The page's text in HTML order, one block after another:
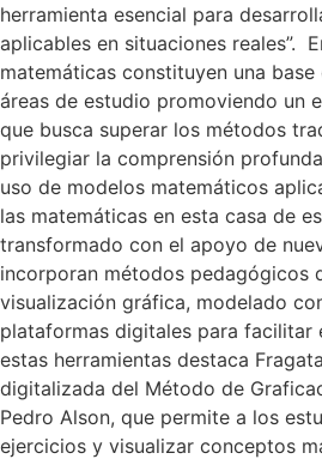
herramienta esencial para
aplicables en situaciones reales”.
matemáticas constituyen una
áreas de estudio promoviendo un
que busca superar los métodos
privilegiar la comprensión
uso de modelos matemáticos
las matemáticas en esta casa de
transformado con el apoyo de
incorporan métodos pedagógicos
visualización gráfica, modelado
plataformas digitales para facilitar
estas herramientas destaca
digitalizada del Método de
Pedro Alson, que permite a los
ejercicios y visualizar conceptos